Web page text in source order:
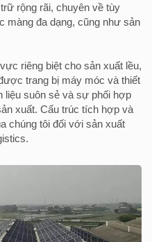
rộng rãi, chuyên về tùy
màng đa dạng, cũng như sản
riêng biệt cho sản xuất lều,
trang bị máy móc và thiết
liệu suôn sẻ và sự phối hợp
xuất. Cấu trúc tích hợp và
chúng tôi đối với sản xuất